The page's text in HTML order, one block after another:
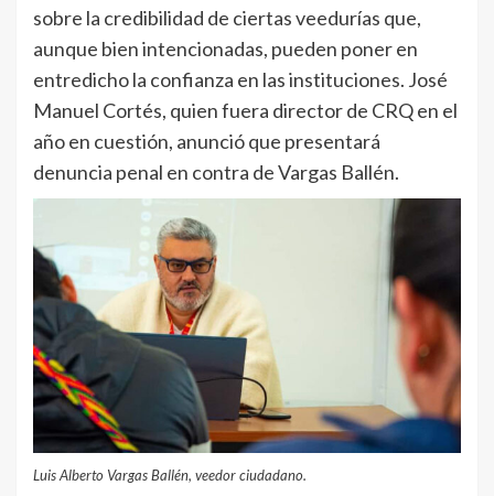
sobre la credibilidad de ciertas veedurías que,
aunque bien intencionadas, pueden poner en
entredicho la confianza en las instituciones. José
Manuel Cortés, quien fuera director de CRQ en el
año en cuestión, anunció que presentará
denuncia penal en contra de Vargas Ballén.
Luis Alberto Vargas Ballén, veedor ciudadano.